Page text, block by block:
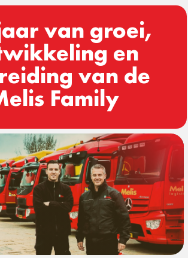
van groei,
en
van de
Family